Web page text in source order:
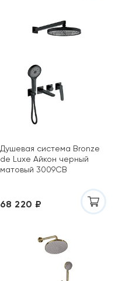
Душевая система Bronze
de Luxe Айкон черный
матовый 3009CB
68 220 ₽